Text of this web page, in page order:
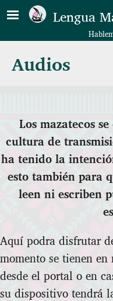
Pasar al contenido
Lengua
Audios
Los mazatecos
cultura de
ha tenido la
esto también para
leen ni escriben
Aquí podra disfrutar
momento se tienen
desde el portal o en
su dispositivo tendrá